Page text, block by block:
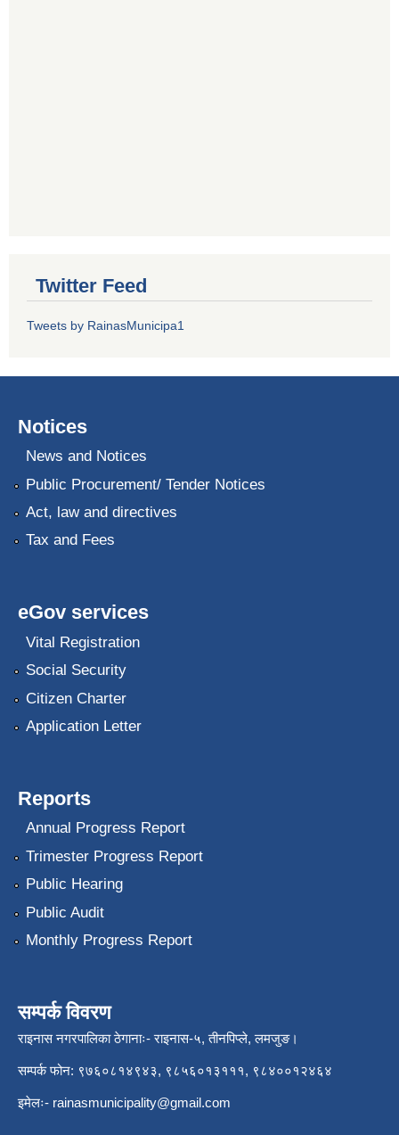
Twitter Feed
Tweets by RainasMunicipa1
Notices
News and Notices
Public Procurement/ Tender Notices
Act, law and directives
Tax and Fees
eGov services
Vital Registration
Social Security
Citizen Charter
Application Letter
Reports
Annual Progress Report
Trimester Progress Report
Public Hearing
Public Audit
Monthly Progress Report
सम्पर्क विवरण
राइनास नगरपालिका ठेगानाः- राइनास-५, तीनपिप्ले, लमजुङ।
सम्पर्क फोन: ९७६०८१४९४३, ९८५६०१३१११, ९८४००१२४६४
इमेलः- rainasmunicipality@gmail.com